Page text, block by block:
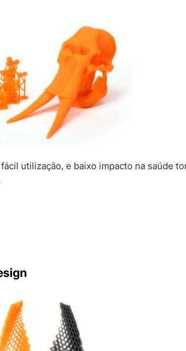
utilização, e baixo impacto na saúde